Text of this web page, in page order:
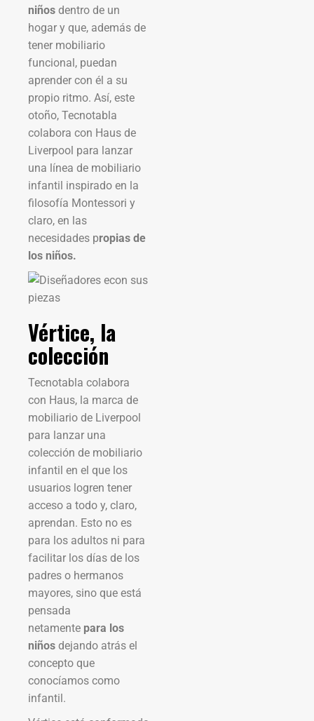
niños dentro de un
hogar y que, además de
tener mobiliario
funcional, puedan
aprender con él a su
propio ritmo. Así, este
otoño, Tecnotabla
colabora con Haus de
Liverpool para lanzar
una línea de mobiliario
infantil inspirado en la
filosofía Montessori y
claro, en las
necesidades propias de
los niños.
Vértice, la
colección
Tecnotabla colabora
con Haus, la marca de
mobiliario de Liverpool
para lanzar una
colección de mobiliario
infantil en el que los
usuarios logren tener
acceso a todo y, claro,
aprendan. Esto no es
para los adultos ni para
facilitar los días de los
padres o hermanos
mayores, sino que está
pensada
netamente para los
niños dejando atrás el
concepto que
conocíamos como
infantil.